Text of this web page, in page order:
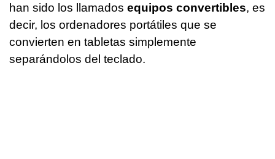
han sido los llamados equipos convertibles, es
decir, los ordenadores portátiles que se
convierten en tabletas simplemente
separándolos del teclado.